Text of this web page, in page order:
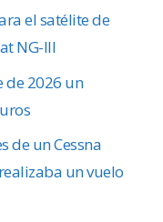
el satélite de
NG-III
de 2026 un
de un Cessna
un vuelo